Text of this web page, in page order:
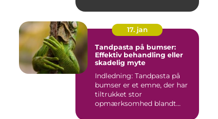
17. jan
Tandpasta på bumser:
Effektiv behandling eller
skadelig myte
Indledning: Tandpasta på
bumser er et emne, der har
tiltrukket stor
opmærksomhed blandt